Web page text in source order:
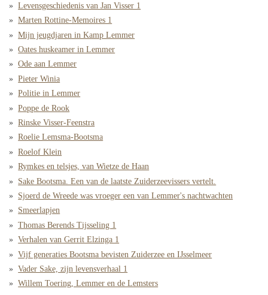
Levensgeschiedenis van Jan Visser 1
Marten Rottine-Memoires 1
Mijn jeugdjaren in Kamp Lemmer
Oates huskeamer in Lemmer
Ode aan Lemmer
Pieter Winia
Politie in Lemmer
Poppe de Rook
Rinske Visser-Feenstra
Roelie Lemsma-Bootsma
Roelof Klein
Rymkes en telsjes, van Wietze de Haan
Sake Bootsma. Een van de laatste Zuiderzeevissers vertelt.
Sjoerd de Wreede was vroeger een van Lemmer's nachtwachten
Smeerlapjen
Thomas Berends Tijsseling 1
Verhalen van Gerrit Elzinga 1
Vijf generaties Bootsma bevisten Zuiderzee en IJsselmeer
Vader Sake, zijn levensverhaal 1
Willem Toering, Lemmer en de Lemsters